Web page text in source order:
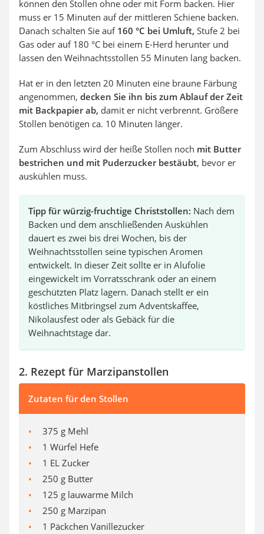
können den Stollen ohne oder mit Form backen. Hier
muss er 15 Minuten auf der mittleren Schiene backen.
Danach schalten Sie auf 160 °C bei Umluft, Stufe 2 bei
Gas oder auf 180 °C bei einem E-Herd herunter und
lassen den Weihnachtsstollen 55 Minuten lang backen.
Hat er in den letzten 20 Minuten eine braune Färbung
angenommen, decken Sie ihn bis zum Ablauf der Zeit
mit Backpapier ab, damit er nicht verbrennt. Größere
Stollen benötigen ca. 10 Minuten länger.
Zum Abschluss wird der heiße Stollen noch mit Butter
bestrichen und mit Puderzucker bestäubt, bevor er
auskühlen muss.
Tipp für würzig-fruchtige Christstollen: Nach dem
Backen und dem anschließenden Auskühlen
dauert es zwei bis drei Wochen, bis der
Weihnachtsstollen seine typischen Aromen
entwickelt. In dieser Zeit sollte er in Alufolie
eingewickelt im Vorratsschrank oder an einem
geschützten Platz lagern. Danach stellt er ein
köstliches Mitbringsel zum Adventskaffee,
Nikolausfest oder als Gebäck für die
Weihnachtstage dar.
2. Rezept für Marzipanstollen
Zutaten für den Stollen
375 g Mehl
1 Würfel Hefe
1 EL Zucker
250 g Butter
125 g lauwarme Milch
250 g Marzipan
1 Päckchen Vanillezucker